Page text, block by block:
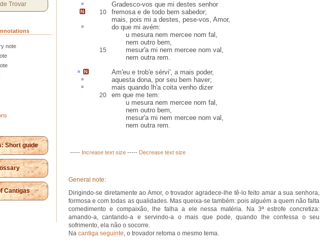
Trovar
note
Short guide
Cantigas
Gradesco-vos que mi destes senhor
10 fremosa e de todo bem sabedor;
mais, pois mi a destes, pese-vos, Amor,
do que mi avém:
u mesura nem mercee nom fal,
nem outro bem,
15
mesur'a mi nem mercee nom val,
nem outra rem.
Am'eu e trob'e sérvi', a mais poder,
aquestadona, por seu bem haver;
mais quando lh'a coitavenho dizer
20
em que me tem:
u mesura nem mercee nom fal,
nem outro bem,
mesur'a mi nem mercee nom val,
nem outra rem.
----- Increase text size ----- Decrease text size
General note:
Dirigindo-se diretamente ao Amor, o trovador agradece-lhe tê-lo feito amar a sua senhora,
formosa e com todas as qualidades. Mas queixa-se também: pois alguém a quem não falta
comedimento e compaixão, lhe falha a ele nessa matéria. Na 3ª estrofe concretiza:
amando-a, cantando-a e servindo-a o mais que pode, quando lhe confessa o seu
sofrimento, ela não o socorre.
Na cantiga seguinte, o trovador retoma o mesmo tema.